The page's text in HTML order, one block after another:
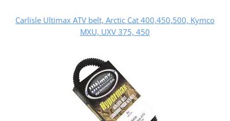
Carlisle Ultimax ATV belt, Arctic Cat 400,450,500, Kymco
MXU, UXV 375, 450